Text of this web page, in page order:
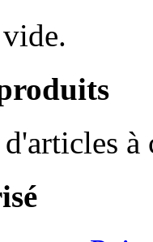
à